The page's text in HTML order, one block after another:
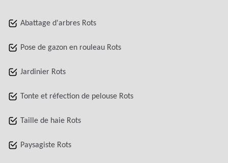
Abattage d'arbres Rots
Pose de gazon en rouleau Rots
Jardinier Rots
Tonte et réfection de pelouse Rots
Taille de haie Rots
Paysagiste Rots